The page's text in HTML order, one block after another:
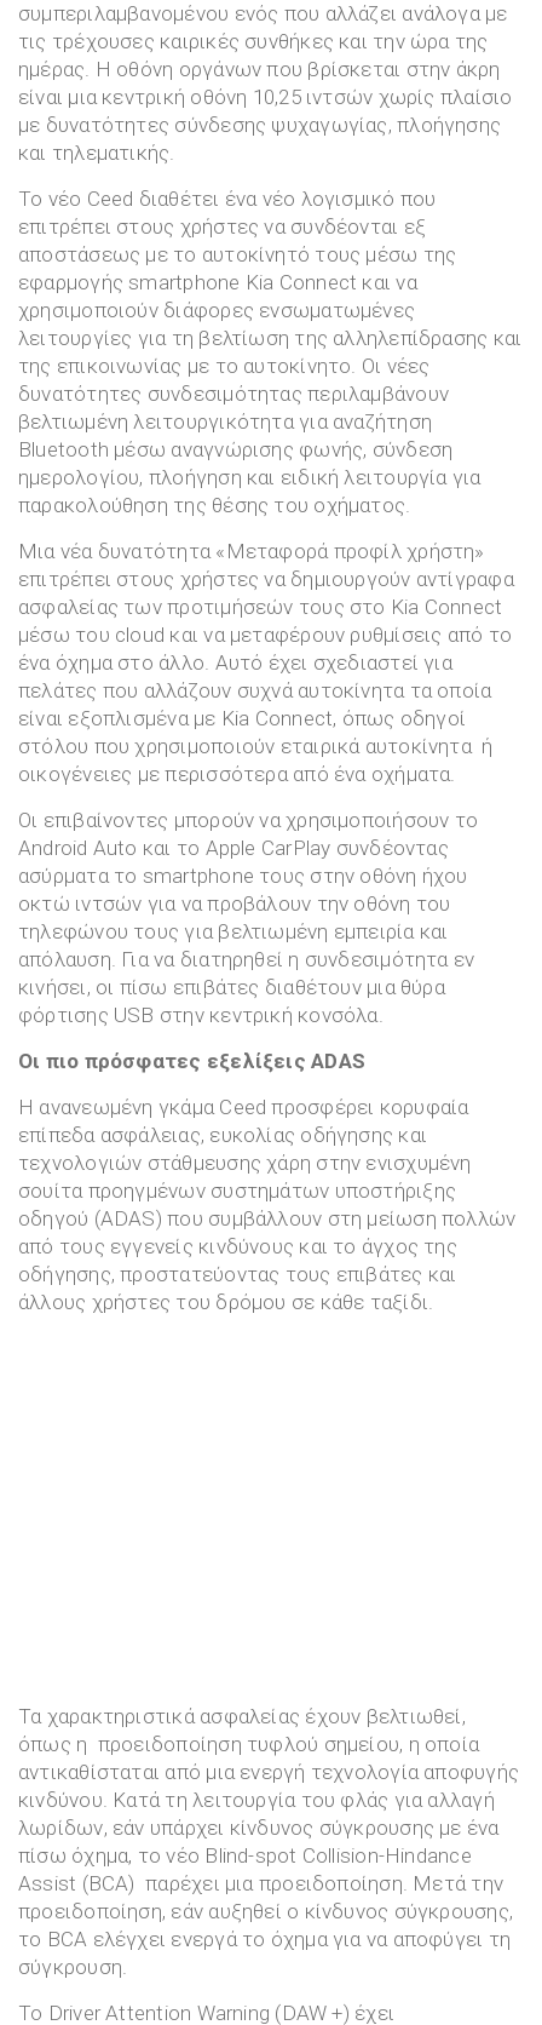
συμπεριλαμβανομένου ενός που αλλάζει ανάλογα με
τις τρέχουσες καιρικές συνθήκες και την ώρα της
ημέρας. Η οθόνη οργάνων που βρίσκεται στην άκρη
είναι μια κεντρική οθόνη 10,25 ιντσών χωρίς πλαίσιο
με δυνατότητες σύνδεσης ψυχαγωγίας, πλοήγησης
και τηλεματικής.
Το νέο Ceed διαθέτει ένα νέο λογισμικό που
επιτρέπει στους χρήστες να συνδέονται εξ
αποστάσεως με το αυτοκίνητό τους μέσω της
εφαρμογής smartphone Kia Connect και να
χρησιμοποιούν διάφορες ενσωματωμένες
λειτουργίες για τη βελτίωση της αλληλεπίδρασης και
της επικοινωνίας με το αυτοκίνητο. Οι νέες
δυνατότητες συνδεσιμότητας περιλαμβάνουν
βελτιωμένη λειτουργικότητα για αναζήτηση
Bluetooth μέσω αναγνώρισης φωνής, σύνδεση
ημερολογίου, πλοήγηση και ειδική λειτουργία για
παρακολούθηση της θέσης του οχήματος.
Μια νέα δυνατότητα «Μεταφορά προφίλ χρήστη»
επιτρέπει στους χρήστες να δημιουργούν αντίγραφα
ασφαλείας των προτιμήσεών τους στο Kia Connect
μέσω του cloud και να μεταφέρουν ρυθμίσεις από το
ένα όχημα στο άλλο. Αυτό έχει σχεδιαστεί για
πελάτες που αλλάζουν συχνά αυτοκίνητα τα οποία
είναι εξοπλισμένα με Kia Connect, όπως οδηγοί
στόλου που χρησιμοποιούν εταιρικά αυτοκίνητα ή
οικογένειες με περισσότερα από ένα οχήματα.
Οι επιβαίνοντες μπορούν να χρησιμοποιήσουν το
Android Auto και το Apple CarPlay συνδέοντας
ασύρματα το smartphone τους στην οθόνη ήχου
οκτώ ιντσών για να προβάλουν την οθόνη του
τηλεφώνου τους για βελτιωμένη εμπειρία και
απόλαυση. Για να διατηρηθεί η συνδεσιμότητα εν
κινήσει, οι πίσω επιβάτες διαθέτουν μια θύρα
φόρτισης USB στην κεντρική κονσόλα.
Οι πιο πρόσφατες εξελίξεις ADAS
Η ανανεωμένη γκάμα Ceed προσφέρει κορυφαία
επίπεδα ασφάλειας, ευκολίας οδήγησης και
τεχνολογιών στάθμευσης χάρη στην ενισχυμένη
σουίτα προηγμένων συστημάτων υποστήριξης
οδηγού (ADAS) που συμβάλλουν στη μείωση πολλών
από τους εγγενείς κινδύνους και το άγχος της
οδήγησης, προστατεύοντας τους επιβάτες και
άλλους χρήστες του δρόμου σε κάθε ταξίδι.
Τα χαρακτηριστικά ασφαλείας έχουν βελτιωθεί,
όπως η προειδοποίηση τυφλού σημείου, η οποία
αντικαθίσταται από μια ενεργή τεχνολογία αποφυγής
κινδύνου. Κατά τη λειτουργία του φλάς για αλλαγή
λωρίδων, εάν υπάρχει κίνδυνος σύγκρουσης με ένα
πίσω όχημα, το νέο Blind-spot Collision-Hindance
Assist (BCA) παρέχει μια προειδοποίηση. Μετά την
προειδοποίηση, εάν αυξηθεί ο κίνδυνος σύγκρουσης,
το BCA ελέγχει ενεργά το όχημα για να αποφύγει τη
σύγκρουση.
Το Driver Attention Warning (DAW +) έχει